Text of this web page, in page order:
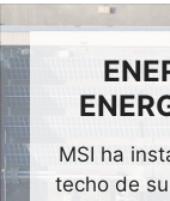
MSI ha
techo de